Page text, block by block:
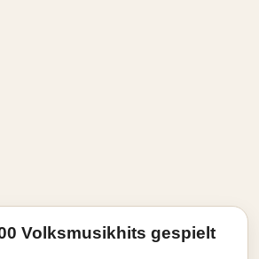
Volksmusikhits gespielt